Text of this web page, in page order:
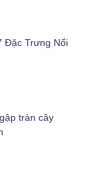
Đặc Trưng Nổi
tràn cây